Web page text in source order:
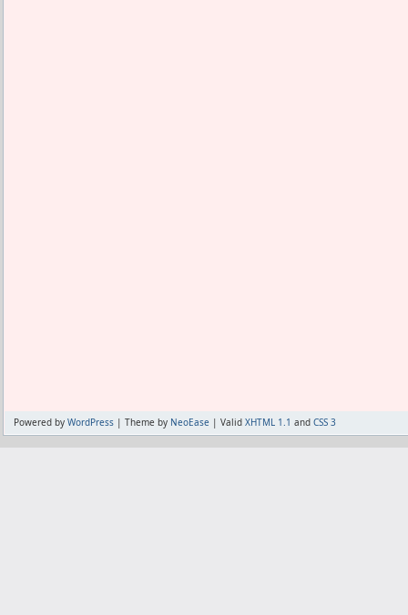
Powered by WordPress | Theme by NeoEase | Valid XHTML 1.1 and CSS 3